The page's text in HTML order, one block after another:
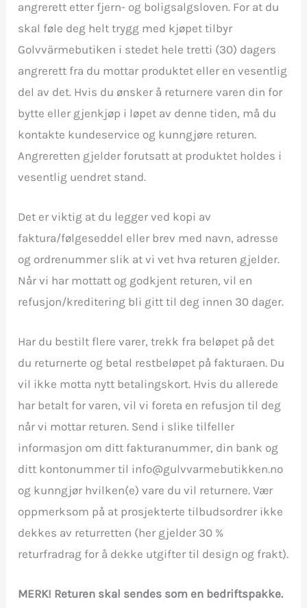
angrerett etter fjern- og boligsalgsloven. For at du
skal føle deg helt trygg med kjøpet tilbyr
Golvvärmebutiken i stedet hele tretti (30) dagers
angrerett fra du mottar produktet eller en vesentlig
del av det. Hvis du ønsker å returnere varen din for
bytte eller gjenkjøp i løpet av denne tiden, må du
kontakte kundeservice og kunngjøre returen.
Angreretten gjelder forutsatt at produktet holdes i
vesentlig uendret stand.
Det er viktig at du legger ved kopi av
faktura/følgeseddel eller brev med navn, adresse
og ordrenummer slik at vi vet hva returen gjelder.
Når vi har mottatt og godkjent returen, vil en
refusjon/kreditering bli gitt til deg innen 30 dager.
Har du bestilt flere varer, trekk fra beløpet på det
du returnerte og betal restbeløpet på fakturaen. Du
vil ikke motta nytt betalingskort. Hvis du allerede
har betalt for varen, vil vi foreta en refusjon til deg
når vi mottar returen. Send i slike tilfeller
informasjon om ditt fakturanummer, din bank og
ditt kontonummer til info@gulvvarmebutikken.no
og kunngjør hvilken(e) vare du vil returnere. Vær
oppmerksom på at prosjekterte tilbudsordrer ikke
dekkes av returretten (her gjelder 30 %
returfradrag for å dekke utgifter til design og frakt).
MERK! Returen skal sendes som en bedriftspakke.